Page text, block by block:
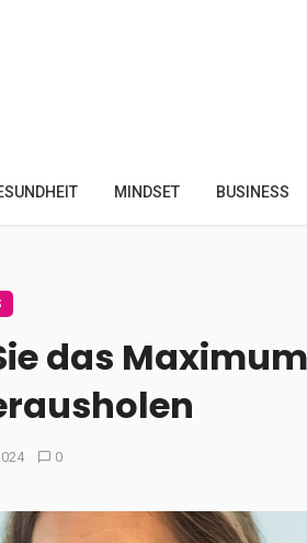
MINDSET BUSINESS
das
0